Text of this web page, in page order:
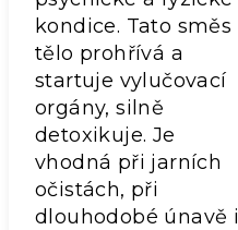
kondice. Tato směs
tělo prohřívá a
startuje vylučovací
orgány, silně
detoxikuje. Je
vhodná při jarních
očistách, při
dlouhodobé únavě i